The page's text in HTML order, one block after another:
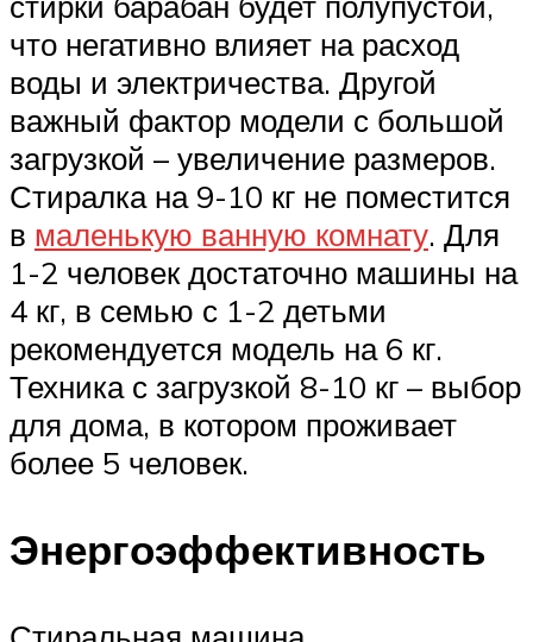
что негативно влияет на расход
воды и электричества. Другой
важный фактор модели с большой
загрузкой – увеличение размеров.
Стиралка на 9-10 кг не поместится
в маленькую ванную комнату. Для
1-2 человек достаточно машины на
4 кг, в семью с 1-2 детьми
рекомендуется модель на 6 кг.
Техника с загрузкой 8-10 кг – выбор
для дома, в котором проживает
более 5 человек.
Энергоэффективность